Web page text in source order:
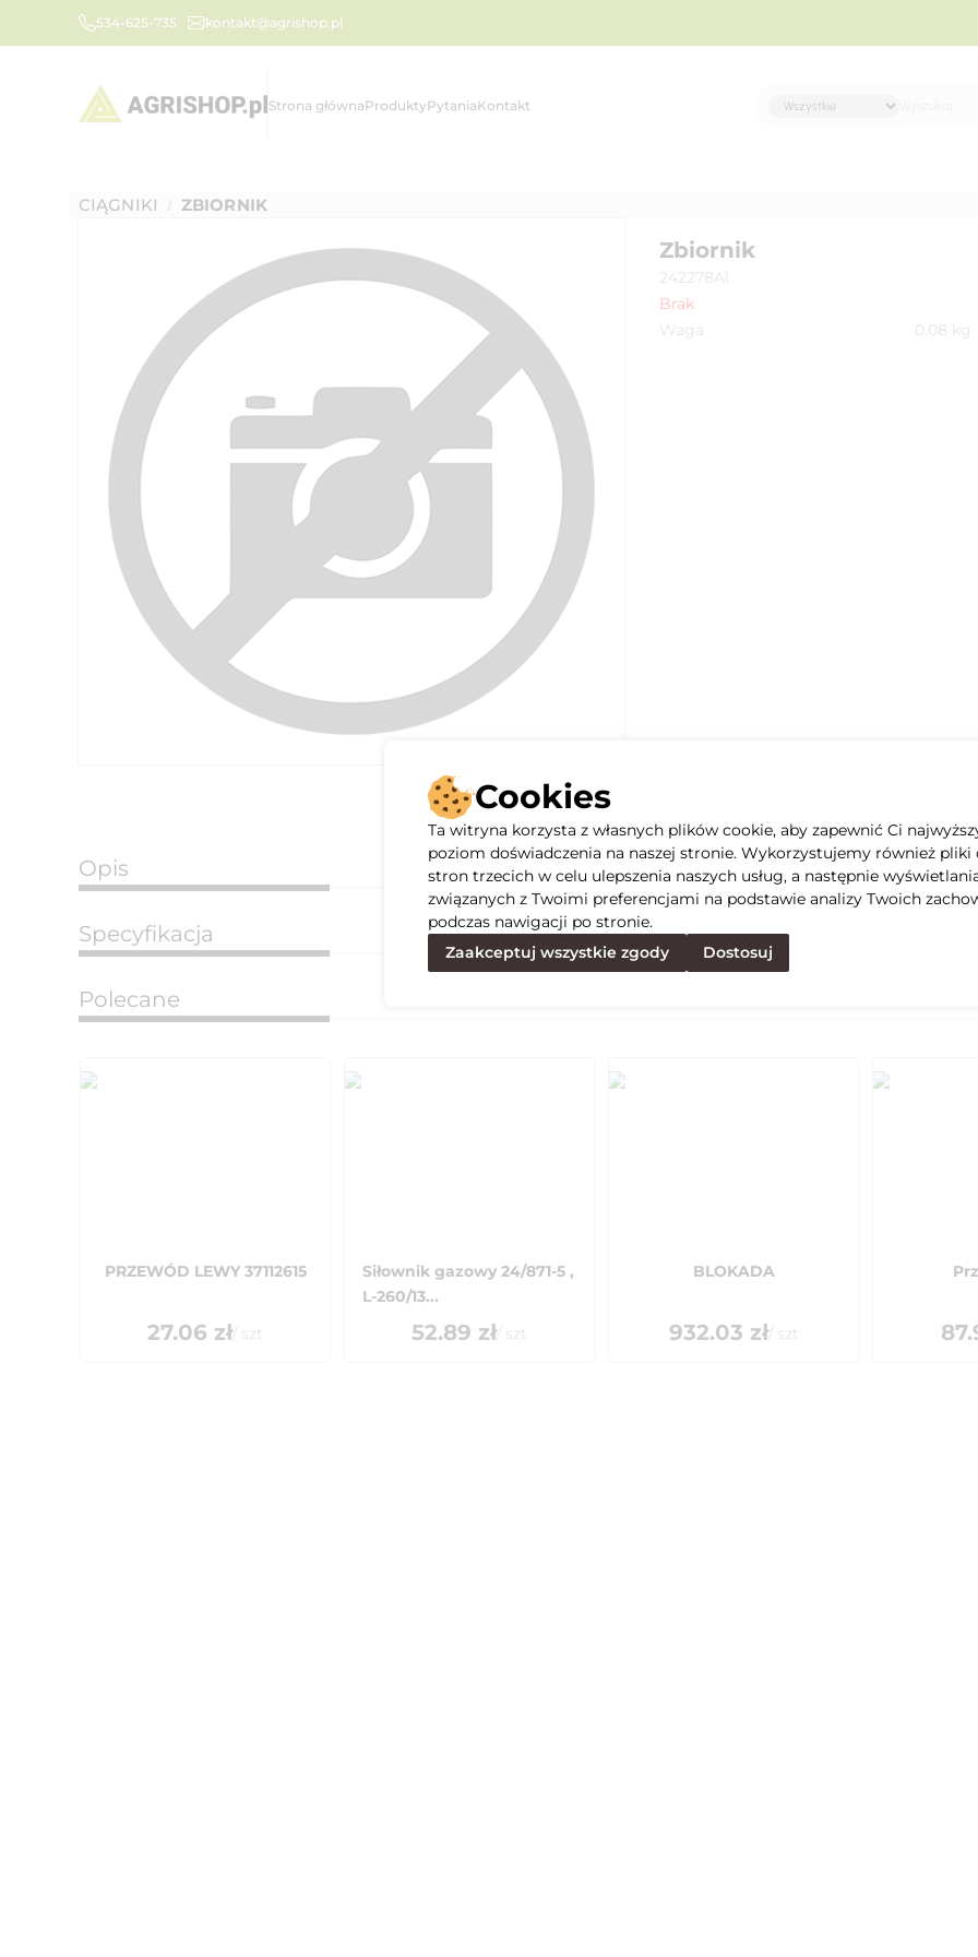
534-625-735 kontakt@agrishop.pl
Strona głównaProduktyPytaniaKontakt
CIĄGNIKI / ZBIORNIK
Zbiornik
242278A1
Brak
Waga
0.08 kg
Opis
Specyfikacja
Polecane
PRZEWÓD LEWY 37112615
27.06 zł/ szt
Siłownik gazowy 24/871-5 ,
L-260/13...
52.89 zł/ szt
BLOKADA
932.03 zł/ szt
Cookies
Ta witryna korzysta z własnych plików cookie, aby zapewnić Ci
poziom doświadczenia na naszej stronie. Wykorzystujemy również pliki
stron trzecich w celu ulepszenia naszych usług, a następnie
związanych z Twoimi preferencjami na podstawie analizy Twoich
podczas nawigacji po stronie.
Zaakceptuj wszystkie zgody
Dostosuj